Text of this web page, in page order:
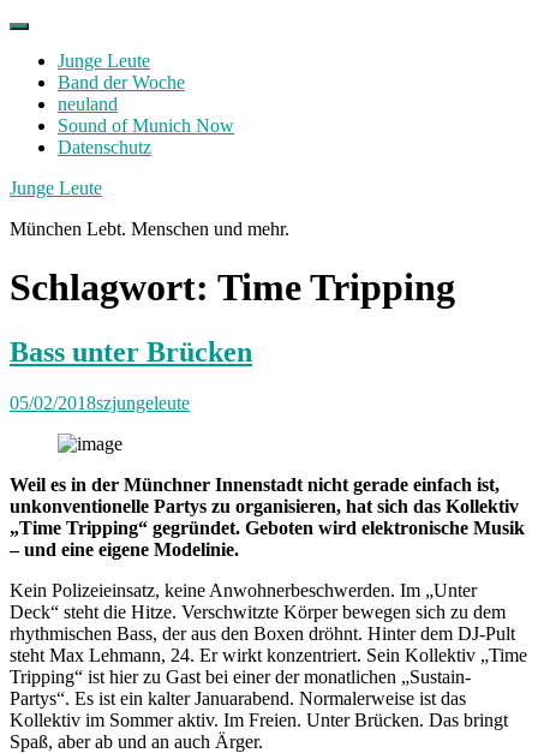
Skip
contentJunge Leute
Band der Woche
neuland
Sound of Munich Now
Datenschutz
Facebook
Twitter
Instagram
Junge Leute
München Lebt. Menschen und mehr.
Schlagwort: Time Tripping
Bass unter Brücken
05/02/2018szjungeleute
Weil es in der Münchner Innenstadt nicht gerade einfach ist,
unkonventionelle Partys zu organisieren, hat sich das Kollektiv
„Time Tripping“ gegründet. Geboten wird elektronische Musik
– und eine eigene Modelinie.
Kein Polizeieinsatz, keine Anwohnerbeschwerden. Im „Unter
Deck“ steht die Hitze. Verschwitzte Körper bewegen sich zu dem
rhythmischen Bass, der aus den Boxen dröhnt. Hinter dem DJ-Pult
steht Max Lehmann, 24. Er wirkt konzentriert. Sein Kollektiv „Time
Tripping“ ist hier zu Gast bei einer der monatlichen „Sustain-
Partys“. Es ist ein kalter Januarabend. Normalerweise ist das
Kollektiv im Sommer aktiv. Im Freien. Unter Brücken. Das bringt
Spaß, aber ab und an auch Ärger.